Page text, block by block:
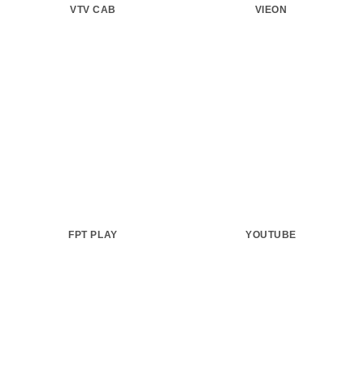
VTV CAB VIEON
FPT PLAY YOUTUBE